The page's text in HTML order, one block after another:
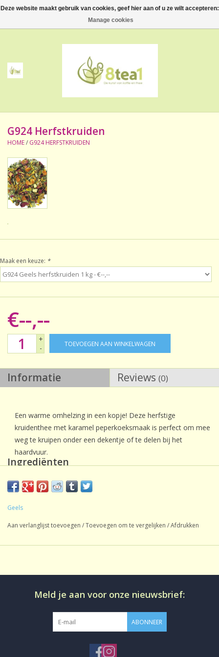
0 Artikelen - €--,--
Thee
Accessoires
NIEUW! Verpakte thee
BeppeDeli en 8tea1
Contact
Sale!
Laatste kans!
G924 Herfstkruiden
HOME/ G924 HERFSTKRUIDEN
Maak een keuze: *
€--,--
+
-
TOEVOEGEN AAN WINKELWAGEN
Informatie Reviews (0)
Een warme omhelzing in een kopje! Deze herfstige
kruidenthee met karamel peperkoeksmaak is perfect om mee
weg te kruipen onder een dekentje of te delen bij het
haardvuur.
Ingrediënten
brandnetelbladeren, eucalyptusbladeren, witte bonendoppen,
Bereiding
Geels
Aan verlanglijst toevoegen /Toevoegen om te vergelijken /Afdrukken
Meld je aan voor onze nieuwsbrief:
ABONNEER
Deze website maakt gebruik van cookies, geef hier aan of u ze wilt accepteren:
Manage cookies